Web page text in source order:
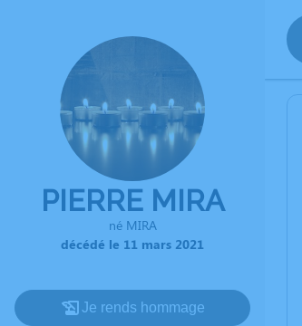
PIERRE MIRA
né MIRA
décédé le 11 mars 2021
Je rends hommage